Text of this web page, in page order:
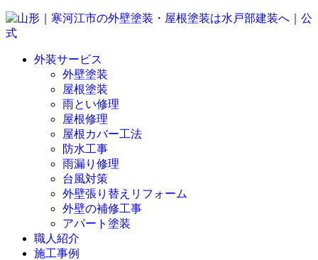
外装サービス
外壁塗装
屋根塗装
雨とい修理
屋根修理
屋根カバー工法
防水工事
雨漏り修理
台風対策
外壁張り替えリフォーム
外壁の補修工事
アパート塗装
職人紹介
施工事例